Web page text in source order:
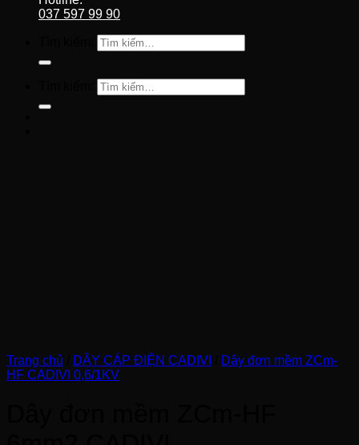
037 597 99 90
Trang chủ DÂY CÁP ĐIỆN CADIVI
Dây đơn mềm ZCm-
HF CADIVI 0,6/1KV